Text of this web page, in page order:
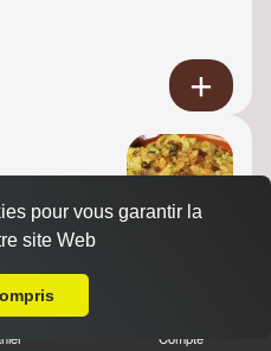
Compte
pour vous garantir la
site Web